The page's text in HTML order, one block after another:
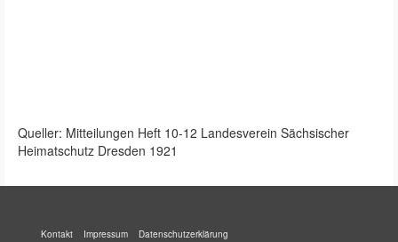
Queller: Mitteilungen Heft 10-12 Landesverein Sächsischer
Heimatschutz Dresden 1921
Kontakt Impressum
Datenschutzerklärung